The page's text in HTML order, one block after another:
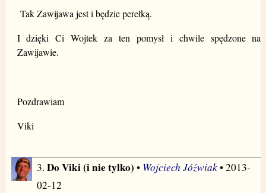
Tak Zawijawa jest i będzie perełką.
I dzięki Ci Wojtek za ten pomysł i chwile spędzone na
Zawijawie.
Pozdrawiam
Viki
3. Do Viki (i nie tylko) • Wojciech Jóźwiak• 2013-
02-12